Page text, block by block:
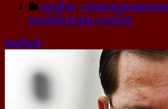
បច្ចេកវិទ្យា, គ្រប់អត្ថបទជាខេមរភាសា
សម្រាំងវិទ្យាសាស្ត្រ បច្ចេកវិទ្យា
អានពិស្ដារ